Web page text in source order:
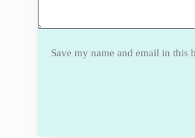
Save my name and email in this